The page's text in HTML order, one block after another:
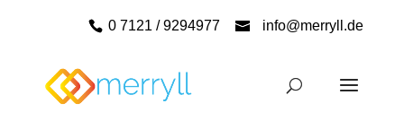
0 7121 / 9294977 info@merryll.de